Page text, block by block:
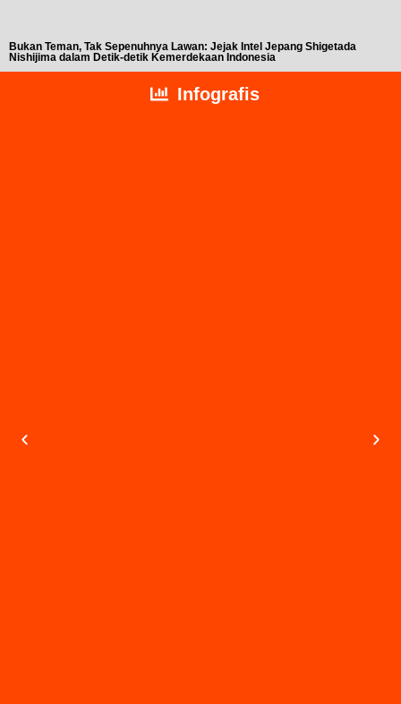
Bukan Teman, Tak Sepenuhnya Lawan: Jejak Intel Jepang Shigetada
Nishijima dalam Detik-detik Kemerdekaan Indonesia
Infografis